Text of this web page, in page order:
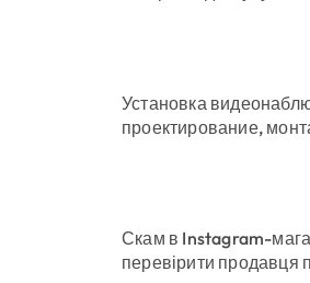
Установка
проектирование,
Скам в Instagram-
перевірити продавця